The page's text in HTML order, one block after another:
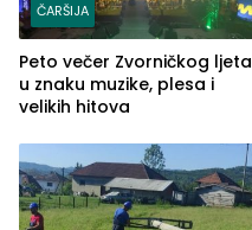
ČARŠIJA
Peto večer Zvorničkog ljeta
u znaku muzike, plesa i
velikih hitova